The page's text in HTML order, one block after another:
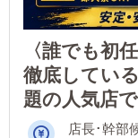
〈誰でも初
徹底してい
題の人気店
寮完備で、
店長･幹部